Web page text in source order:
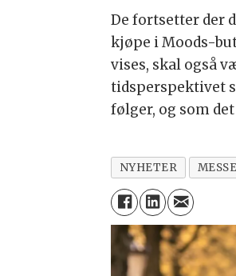
De fortsetter der
kjøpe i Moods-
vises, skal også
tidsperspektivet
følger, og som
NYHETER